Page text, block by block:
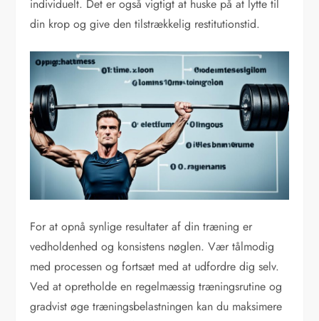
individuelt. Det er også vigtigt at huske på at lytte til
din krop og give den tilstrækkelig restitutionstid.
For at opnå synlige resultater af din træning er
vedholdenhed og konsistens nøglen. Vær tålmodig
med processen og fortsæt med at udfordre dig selv.
Ved at opretholde en regelmæssig træningsrutine og
gradvist øge træningsbelastningen kan du maksimere